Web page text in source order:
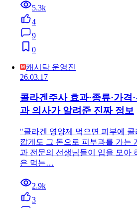
5.3k
4
9
0
캐시닥 운영진
26.03.17
콜라겐주사 효과·종류·가격
과 의사가 알려준 진짜 정보
"콜라겐 영양제 먹으면 피부에
깝게도 그 돈으로 피부과를 가는
과 전문의 선생님들이 입을 모아
은 먹는…
2.9k
3